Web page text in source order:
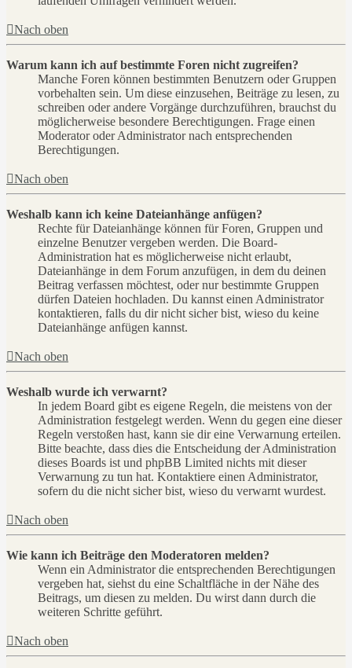
Nach oben
Warum kann ich auf bestimmte Foren nicht zugreifen?
Manche Foren können bestimmten Benutzern oder Gruppen
vorbehalten sein. Um diese einzusehen, Beiträge zu lesen, zu
schreiben oder andere Vorgänge durchzuführen, brauchst du
möglicherweise besondere Berechtigungen. Frage einen
Moderator oder Administrator nach entsprechenden
Berechtigungen.
Nach oben
Weshalb kann ich keine Dateianhänge anfügen?
Rechte für Dateianhänge können für Foren, Gruppen und
einzelne Benutzer vergeben werden. Die Board-
Administration hat es möglicherweise nicht erlaubt,
Dateianhänge in dem Forum anzufügen, in dem du deinen
Beitrag verfassen möchtest, oder nur bestimmte Gruppen
dürfen Dateien hochladen. Du kannst einen Administrator
kontaktieren, falls du dir nicht sicher bist, wieso du keine
Dateianhänge anfügen kannst.
Nach oben
Weshalb wurde ich verwarnt?
In jedem Board gibt es eigene Regeln, die meistens von der
Administration festgelegt werden. Wenn du gegen eine dieser
Regeln verstoßen hast, kann sie dir eine Verwarnung erteilen.
Bitte beachte, dass dies die Entscheidung der Administration
dieses Boards ist und phpBB Limited nichts mit dieser
Verwarnung zu tun hat. Kontaktiere einen Administrator,
sofern du die nicht sicher bist, wieso du verwarnt wurdest.
Nach oben
Wie kann ich Beiträge den Moderatoren melden?
Wenn ein Administrator die entsprechenden Berechtigungen
vergeben hat, siehst du eine Schaltfläche in der Nähe des
Beitrags, um diesen zu melden. Du wirst dann durch die
weiteren Schritte geführt.
Nach oben